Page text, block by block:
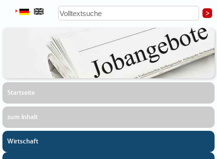
Startseite
zum Inhalt
Wirtschaft